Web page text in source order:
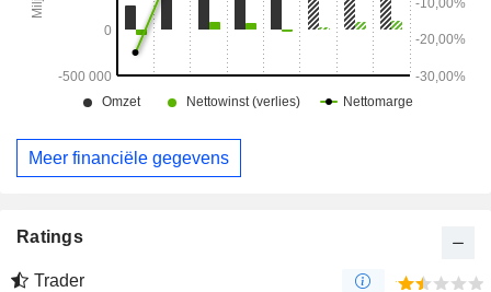
Meer financiële gegevens
Ratings
Trader